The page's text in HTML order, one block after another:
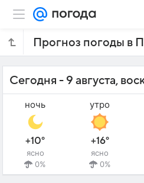
Прогноз погоды в
Сегодня - 9 августа,
ночь
+10°
ясно
0%
утро
+16°
ясно
0%